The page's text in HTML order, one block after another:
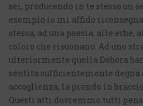
sei, producendo in te stesso un
esempio io mi affido
stessa, ad una poesia, alle erbe,
coloro che risuonano. Ad uno
ulteriormente quella Debora
sentita sufficientemente degna
accoglienza, la prendo in
Questi atti dovremmo tutti